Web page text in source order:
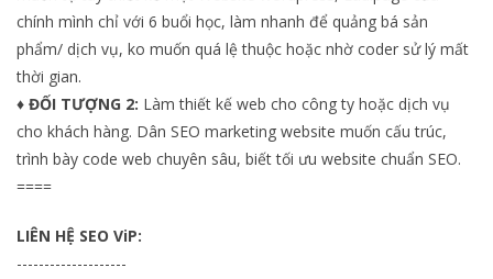
chính mình chỉ với 6 buổi học, làm nhanh để quảng bá sản
phẩm/ dịch vụ, ko muốn quá lệ thuộc hoặc nhờ coder sử lý mất
thời gian.
♦ ĐỐI TƯỢNG 2: Làm thiết kế web cho công ty hoặc dịch vụ
cho khách hàng. Dân SEO marketing website muốn cấu trúc,
trình bày code web chuyên sâu, biết tối ưu website chuẩn SEO.
====
LIÊN HỆ SEO ViP:
--------------------